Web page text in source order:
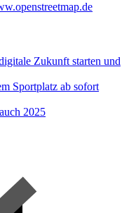
Zukunft starten und
Sportplatz ab sofort
2025